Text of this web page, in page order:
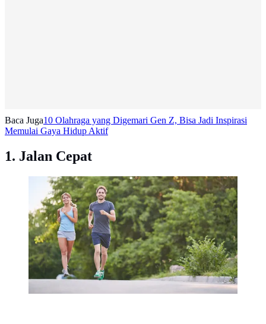
Baca Juga10 Olahraga yang Digemari Gen Z, Bisa Jadi Inspirasi
Memulai Gaya Hidup Aktif
1. Jalan Cepat
Ilustrasi olahraga, jalan cepat, joging. (Image by
pressfoto on Freepik)